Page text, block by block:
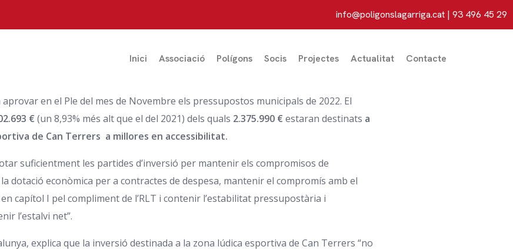
info@poligonslagarriga.cat | 93 496 45 29
Inici Associació Polígons Socis Projectes Actualitat Contacte
en el Ple del mes de Novembre els pressupostos municipals de 2022. El
€(un 8,93% més alt que el del 2021) dels quals 2.375.990 € estaran destinats a
de Can Terrers a millores en accessibilitat.
suficientment les partides d’inversió per mantenir els compromisos de
dotació econòmica per a contractes de despesa, mantenir el compromís amb el
capítol I pel compliment de l’RLT i contenir l’estabilitat pressupostària i
l’estalvi net”.
explica que la inversió destinada a la zona lúdica esportiva de Can Terrers “no